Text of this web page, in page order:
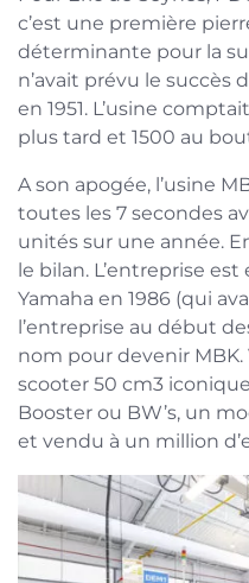
c’est une première
déterminante pour la
n’avait prévu le succès
en 1951. L’usine
plus tard et 1500 au
A son apogée, l’usine
toutes les 7 secondes
unités sur une année.
le bilan. L’entreprise
Yamaha en 1986 (qui
l’entreprise au début
nom pour devenir
scooter 50 cm3
Booster ou BW’s, un
et vendu à un million